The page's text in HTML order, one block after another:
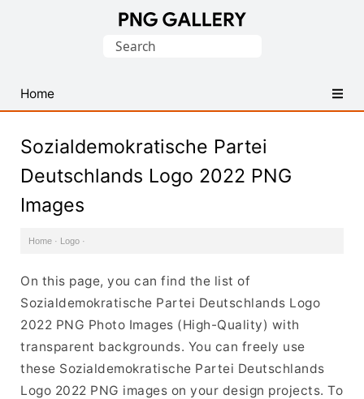
PNG
Images
Search
Home
Sozialdemokratische Partei
Deutschlands Logo 2022 PNG
Images
Home · Logo ·
On this page, you can find the list of
Sozialdemokratische Partei Deutschlands Logo
2022 PNG Photo Images (High-Quality) with
transparent backgrounds. You can freely use
these Sozialdemokratische Partei Deutschlands
Logo 2022 PNG images on your design projects. To